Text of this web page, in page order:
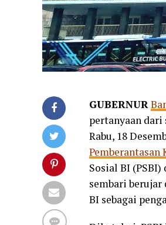
GUBERNUR
pertanyaan dari
Rabu, 18
Pemberantasan
Sosial BI
sembari berujar
BI sebagai